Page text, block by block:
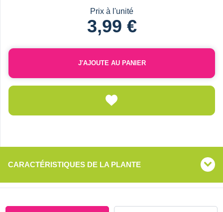
Prix à l'unité
3,99 €
J'AJOUTE AU PANIER
CARACTÉRISTIQUES DE LA PLANTE